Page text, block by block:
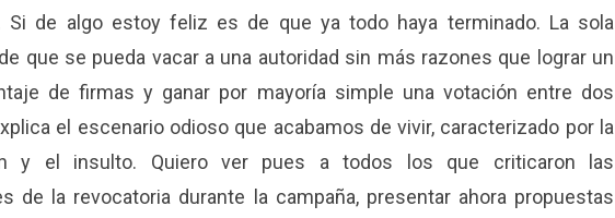
Si de algo estoy feliz es de que ya todo haya terminado. La sola
que se pueda vacar a una autoridad sin más razones que lograr un
de firmas y ganar por mayoría simple una votación entre dos
el escenario odioso que acabamos de vivir, caracterizado por la
y el insulto. Quiero ver pues a todos los que criticaron las
de la revocatoria durante la campaña, presentar ahora propuestas